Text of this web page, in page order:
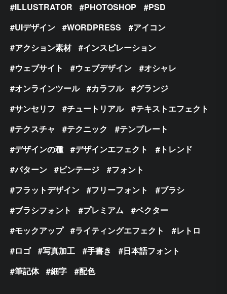
ILLUSTRATOR
PHOTOSHOP
PSD
UIデザイン
WORDPRESS
アイコン
アクション素材
インスピレーション
ウェブサイト
ウェブデザイン
オシャレ
オンラインツール
カラフル
グランジ
サンセリフ
チュートリアル
テキストエフェクト
テクスチャ
テクニック
テンプレート
デザインの種
デザインエフェクト
トレンド
パターン
ビンテージ
フォント
フラットデザイン
フリーフォント
ブラシ
ブラシフォント
プレミアム
ベクター
モックアップ
ライティングエフェクト
レトロ
ロゴ
写真加工 手書き
日本語フォント
筆記体
細字 配色